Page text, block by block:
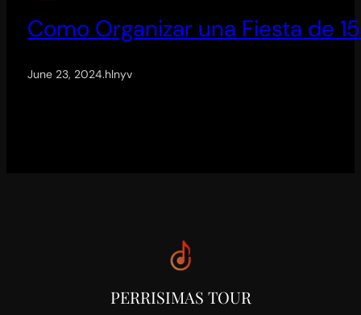
Como Organizar una Fiesta de
June 23, 2024.hlnyv
PERRISIMAS TOUR